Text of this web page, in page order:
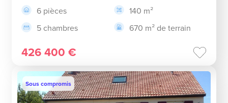
6 pièces
140 m²
5 chambres
670 m² de terrain
426 400 €
Sous compromis